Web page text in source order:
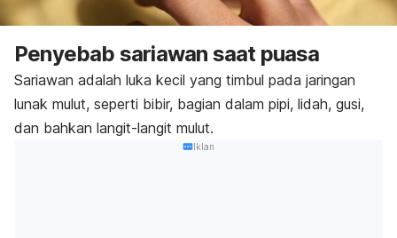
Penyebab sariawan saat puasa
Sariawan adalah luka kecil yang timbul pada jaringan
lunak mulut, seperti bibir, bagian dalam pipi, lidah, gusi,
dan bahkan langit-langit mulut.
Iklan